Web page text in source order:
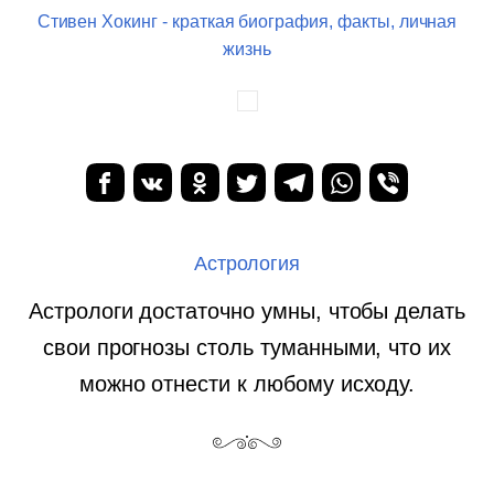
Стивен Хокинг - краткая биография, факты, личная
жизнь
Астрология
Астрологи достаточно умны, чтобы делать
свои прогнозы столь туманными, что их
можно отнести к любому исходу.